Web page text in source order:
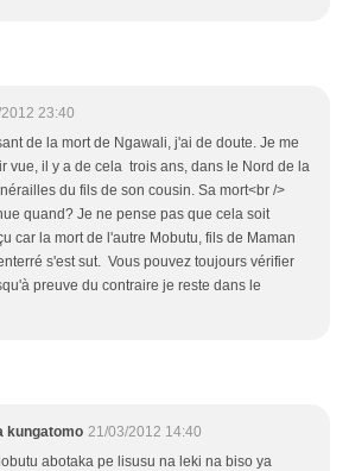
23:40
de la mort de Ngawali, j'ai de doute. Je me
vue, il y a de cela trois ans, dans le Nord de la
du fils de son cousin. Sa mort<br />
quand? Je ne pense pas que cela soit
car la mort de l'autre Mobutu, fils de Maman
s'est sut. Vous pouvez toujours vérifier
preuve du contraire je reste dans le
kungatomo 21/03/2012 14:40
abotaka pe lisusu na leki na biso ya